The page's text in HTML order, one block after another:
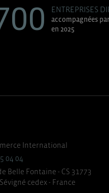
ENTREPRISES
accompagnées
en 2025
International
04 04
Belle Fontaine - CS 31773
cedex - France